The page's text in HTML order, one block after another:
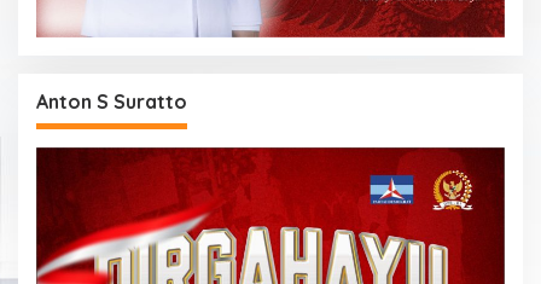
Anton S Suratto